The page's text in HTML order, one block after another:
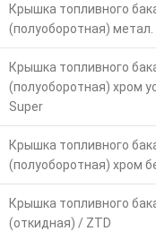
Крышка топливного
(полуоборотная)
Крышка топливного
(полуоборотная) хром
Super
Крышка топливного
(полуоборотная) хром
Крышка топливного
(откидная) / ZTD